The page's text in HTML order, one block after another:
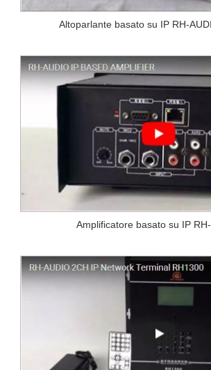
Altoparlante basato su IP RH-
Amplificatore basato su IP